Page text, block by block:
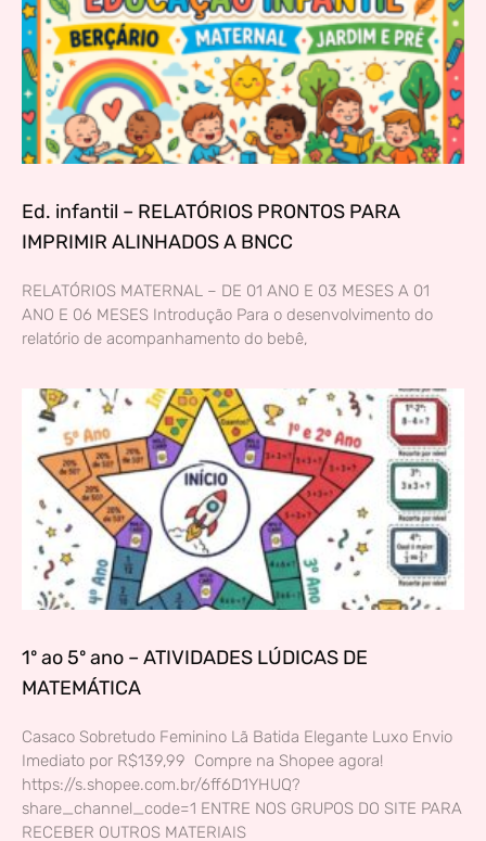
Ed. infantil – RELATÓRIOS PRONTOS PARA
IMPRIMIR ALINHADOS A BNCC
RELATÓRIOS MATERNAL – DE 01 ANO E 03 MESES A 01
ANO E 06 MESES Introdução Para o desenvolvimento do
relatório de acompanhamento do bebê,
1º ao 5º ano – ATIVIDADES LÚDICAS DE
MATEMÁTICA
Casaco Sobretudo Feminino Lã Batida Elegante Luxo Envio
Imediato por R$139,99 Compre na Shopee agora!
https://s.shopee.com.br/6ff6D1YHUQ?
share_channel_code=1 ENTRE NOS GRUPOS DO SITE PARA
RECEBER OUTROS MATERIAIS